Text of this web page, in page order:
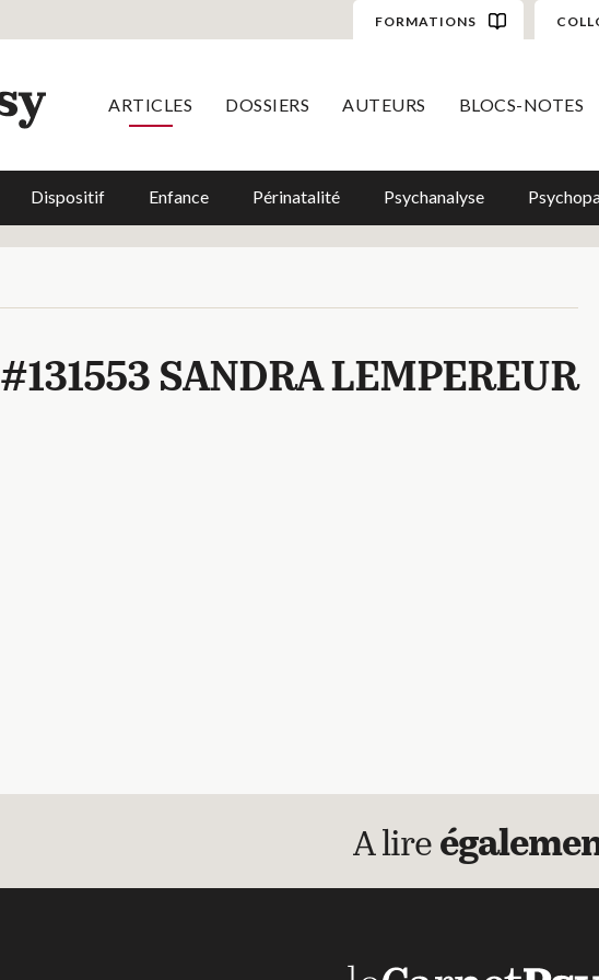
FORMATIONS
ARTICLES DOSSIERS AUTEURS BLOCS-NOTES
Dispositif Enfance Périnatalité Psychanalyse
#131553 SANDRA LEMPEREUR
A lire